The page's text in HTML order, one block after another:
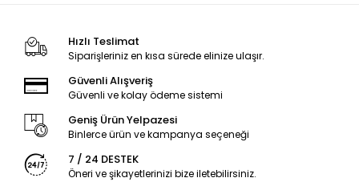
Hızlı Teslimat
Siparişleriniz en kısa sürede elinize ulaşır.
Güvenli Alışveriş
Güvenli ve kolay ödeme sistemi
Geniş Ürün Yelpazesi
Binlerce ürün ve kampanya seçeneği
7 / 24 DESTEK
Öneri ve şikayetlerinizi bize iletebilirsiniz.